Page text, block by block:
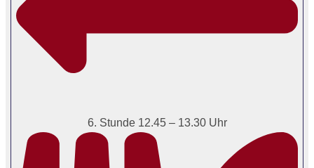
6. Stunde 12.45 – 13.30 Uhr